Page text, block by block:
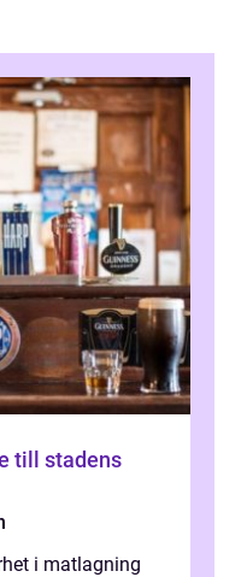
till stadens
i matlagning